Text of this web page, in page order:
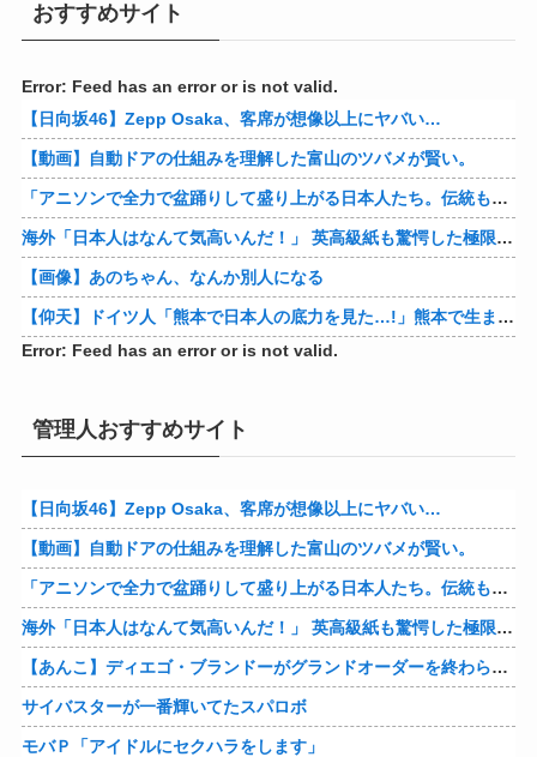
おすすめサイト
Error: Feed has an error or is not valid.
【日向坂46】Zepp Osaka、客席が想像以上にヤバい…
【動画】自動ドアの仕組みを理解した富山のツバメが賢い。
「アニソンで全力で盆踊りして盛り上がる日本人たち。伝統もオタクもこの熱量、素晴らしい」→女さんブチギレ「これを見て『日本の品格が落ちた』と思いま…
海外「日本人はなんて気高いんだ！」 英高級紙も驚愕した極限の中の日本人の姿に世界が衝撃
【画像】あのちゃん、なんか別人になる
【仰天】ドイツ人「熊本で日本人の底力を見た…!」熊本で生まれて初めて震度7の大地震を経験したドイツ人。直後、日本人たちの行動に衝撃を受けてしまう…
Error: Feed has an error or is not valid.
管理人おすすめサイト
【日向坂46】Zepp Osaka、客席が想像以上にヤバい…
【動画】自動ドアの仕組みを理解した富山のツバメが賢い。
「アニソンで全力で盆踊りして盛り上がる日本人たち。伝統もオタクもこの熱量、素晴らしい」→女さんブチギレ「これを見て『日本の品格が落ちた』と思いま…
海外「日本人はなんて気高いんだ！」 英高級紙も驚愕した極限の中の日本人の姿に世界が衝撃
【あんこ】ディエゴ・ブランドーがグランドオーダーを終わらせるようです【FGO二部】 第１６６話
サイバスターが一番輝いてたスパロボ
モバＰ「アイドルにセクハラをします」